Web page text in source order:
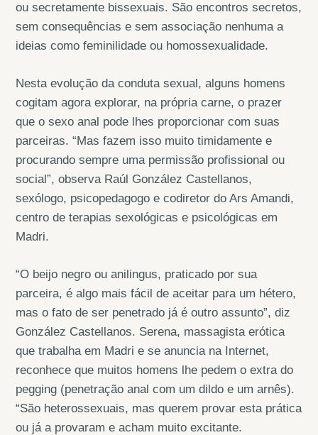
ou secretamente bissexuais. São encontros secretos,
sem consequências e sem associação nenhuma a
ideias como feminilidade ou homossexualidade.
Nesta evolução da conduta sexual, alguns homens
cogitam agora explorar, na própria carne, o prazer
que o sexo anal pode lhes proporcionar com suas
parceiras. “Mas fazem isso muito timidamente e
procurando sempre uma permissão profissional ou
social”, observa Raúl González Castellanos,
sexólogo, psicopedagogo e codiretor do Ars Amandi,
centro de terapias sexológicas e psicológicas em
Madri.
“O beijo negro ou anilingus, praticado por sua
parceira, é algo mais fácil de aceitar para um hétero,
mas o fato de ser penetrado já é outro assunto”, diz
González Castellanos. Serena, massagista erótica
que trabalha em Madri e se anuncia na Internet,
reconhece que muitos homens lhe pedem o extra do
pegging (penetração anal com um dildo e um arnês).
“São heterossexuais, mas querem provar esta prática
ou já a provaram e acham muito excitante.